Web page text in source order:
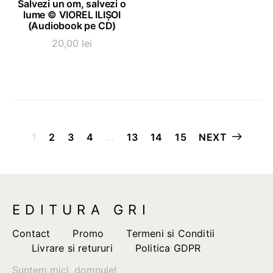
Salvezi un om, salvezi o
lume © VIOREL ILIȘOI
(Audiobook pe CD)
20,00 lei
Paginație
1 2 3 4 … 13 14 15 NEXT
EDITURA GRI
Contact Promo
Termeni si Conditii
Livrare si retururi
Politica GDPR
Suntem mici, domnule!